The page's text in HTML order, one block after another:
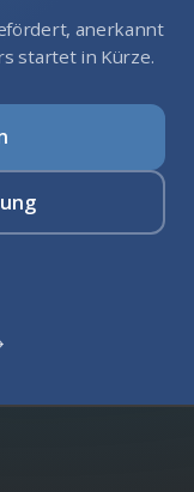
anerkannt
startet in Kürze.